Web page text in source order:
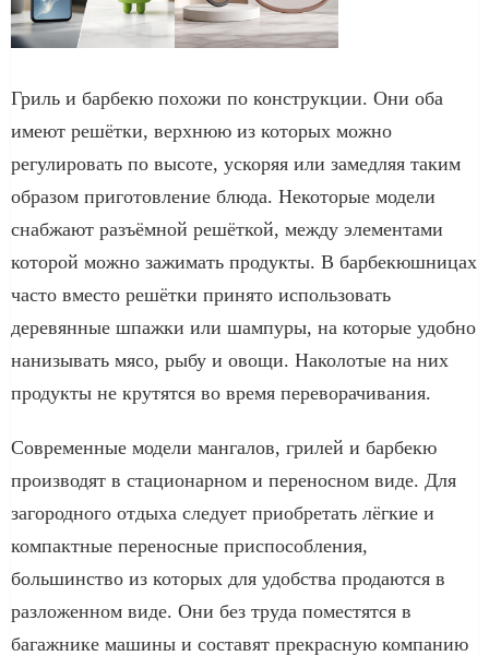
Гриль и барбекю похожи по конструкции. Они оба
имеют решётки, верхнюю из которых можно
регулировать по высоте, ускоряя или замедляя таким
образом приготовление блюда. Некоторые модели
снабжают разъёмной решёткой, между элементами
которой можно зажимать продукты. В барбекюшницах
часто вместо решётки принято использовать
деревянные шпажки или шампуры, на которые удобно
нанизывать мясо, рыбу и овощи. Наколотые на них
продукты не крутятся во время переворачивания.
Современные модели мангалов, грилей и барбекю
производят в стационарном и переносном виде. Для
загородного отдыха следует приобретать лёгкие и
компактные переносные приспособления,
большинство из которых для удобства продаются в
разложенном виде. Они без труда поместятся в
багажнике машины и составят прекрасную компанию